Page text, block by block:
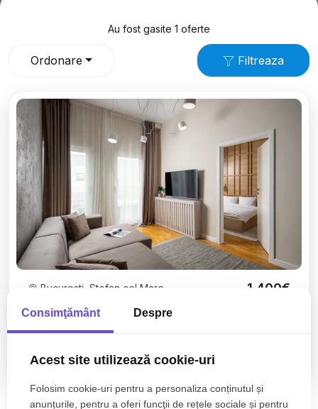
Au fost gasite 1 oferte
Ordonare Filtreaza
Penthouse | terasă panoramică 170 mp | 10 min
metrou Ștefan cel Mare | Dacia
Bucuresti, Stefan cel Mare 1.400€
3 camere 2 bai 74mp
Consimţământ Despre
Acest site utilizează cookie-uri
Folosim cookie-uri pentru a personaliza conținutul și
anunțurile, pentru a oferi funcţii de rețele sociale și pentru